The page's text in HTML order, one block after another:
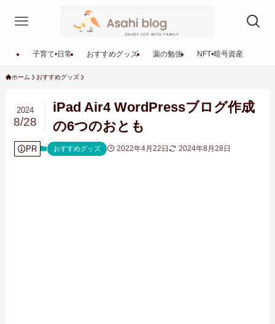
子育て•日常 おすすめグッズ 薬の勉強 NFT•暗号資産
ホーム おすすめグッズ
iPad Air4 WordPressブログ作成
の6つのおとも
2024
8/28
PR おすすめグッズ 2022年4月22日 2024年8月28日